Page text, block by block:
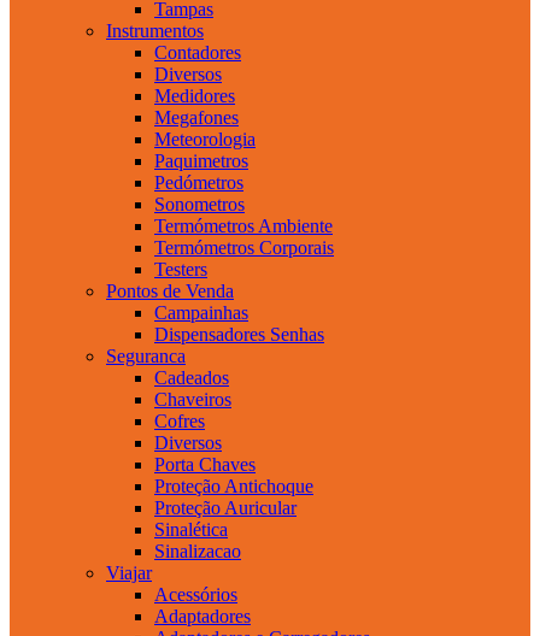
Tampas
Instrumentos
Contadores
Diversos
Medidores
Megafones
Meteorologia
Paquimetros
Pedómetros
Sonometros
Termómetros Ambiente
Termómetros Corporais
Testers
Pontos de Venda
Campainhas
Dispensadores Senhas
Seguranca
Cadeados
Chaveiros
Cofres
Diversos
Porta Chaves
Proteção Antichoque
Proteção Auricular
Sinalética
Sinalizacao
Viajar
Acessórios
Adaptadores